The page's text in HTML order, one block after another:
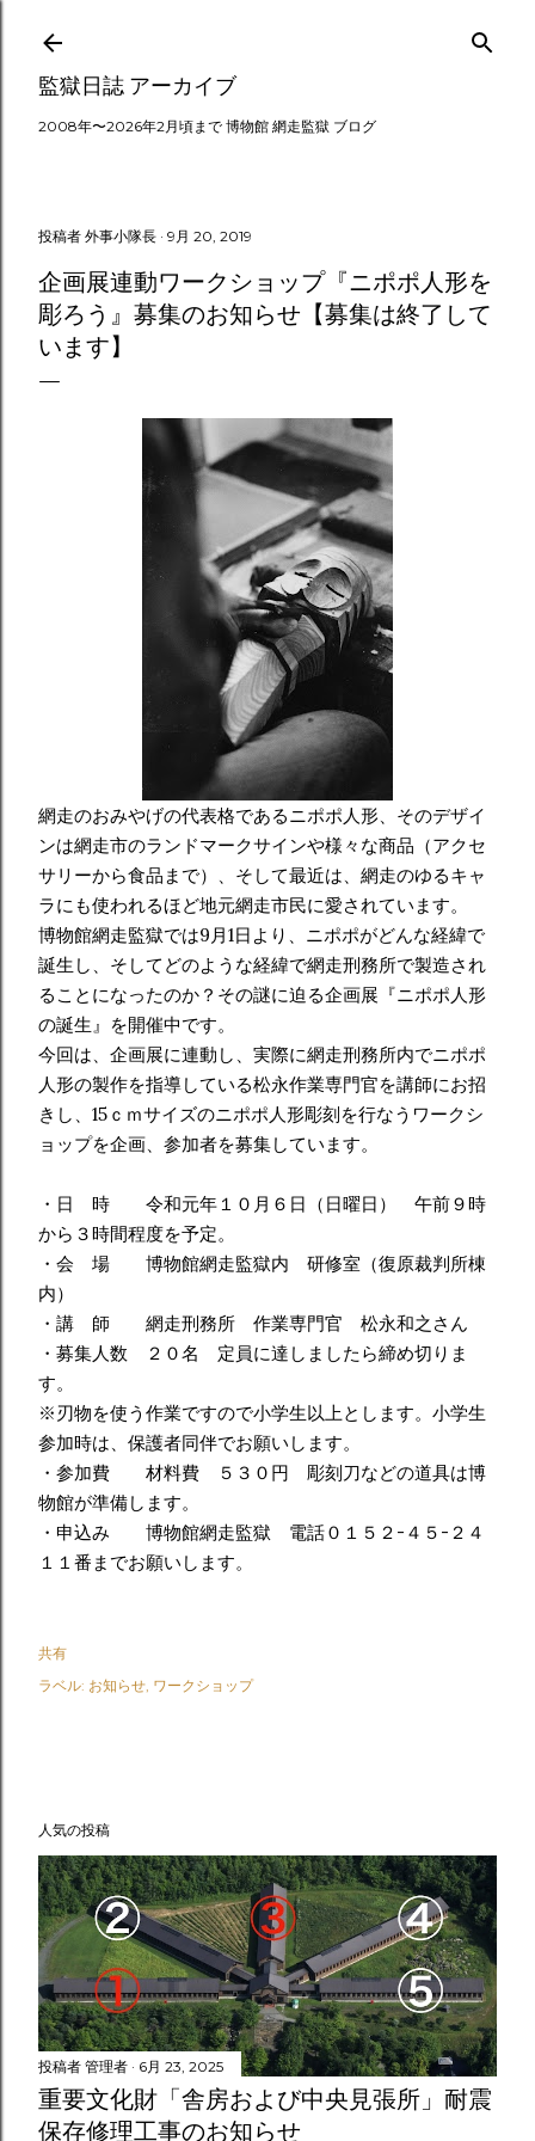
スキップしてメイン コンテンツに移動
監獄日誌 アーカイブ
2008年〜2026年2月頃まで 博物館 網走監獄 ブログ
投稿者 外事小隊長 9月 20, 2019
企画展連動ワークショップ『ニポポ人形を
彫ろう』募集のお知らせ【募集は終了して
います】
網走のおみやげの代表格であるニポポ人形、そのデザイ
ンは網走市のランドマークサインや様々な商品（アクセ
サリーから食品まで）、そして最近は、網走のゆるキャ
ラにも使われるほど地元網走市民に愛されています。
博物館網走監獄では9月1日より、 ニポポがどんな経緯で
誕生し、そしてどのような経緯で網走刑務所で製造され
ることになったのか？その謎に迫る企画展『ニポポ人形
の誕生』を開催中です。
今回は、企画展に連動し、実際に網走刑務所内でニポポ
人形の製作を指導している松永作業専門官を講師にお招
きし、15ｃｍサイズのニポポ人形彫刻を行なうワークシ
ョップを企画、参加者を募集しています。
・日 時 令和元年１０月６日（日曜日） 午前９時
から３時間程度を予定。
・会 場 博物館網走監獄内 研修室（復原裁判所棟
内）
・講 師 網走刑務所 作業専門官 松永和之さん
・募集人数 ２０名 定員に達しましたら締め切りま
す。
※刃物を使う作業ですので小学生以上とします。小学生
参加時は、保護者同伴でお願いします。
・参加費 材料費 ５３０円 彫刻刀などの道具は博
物館が準備します。
・申込み 博物館網走監獄 電話０１５２-４５-２４
１１番までお願いします。
共有
ラベル: お知らせ ワークショップ
人気の投稿
投稿者 管理者 6月 23, 2025
重要文化財「舎房および中央見張所」耐震
保存修理工事のお知らせ